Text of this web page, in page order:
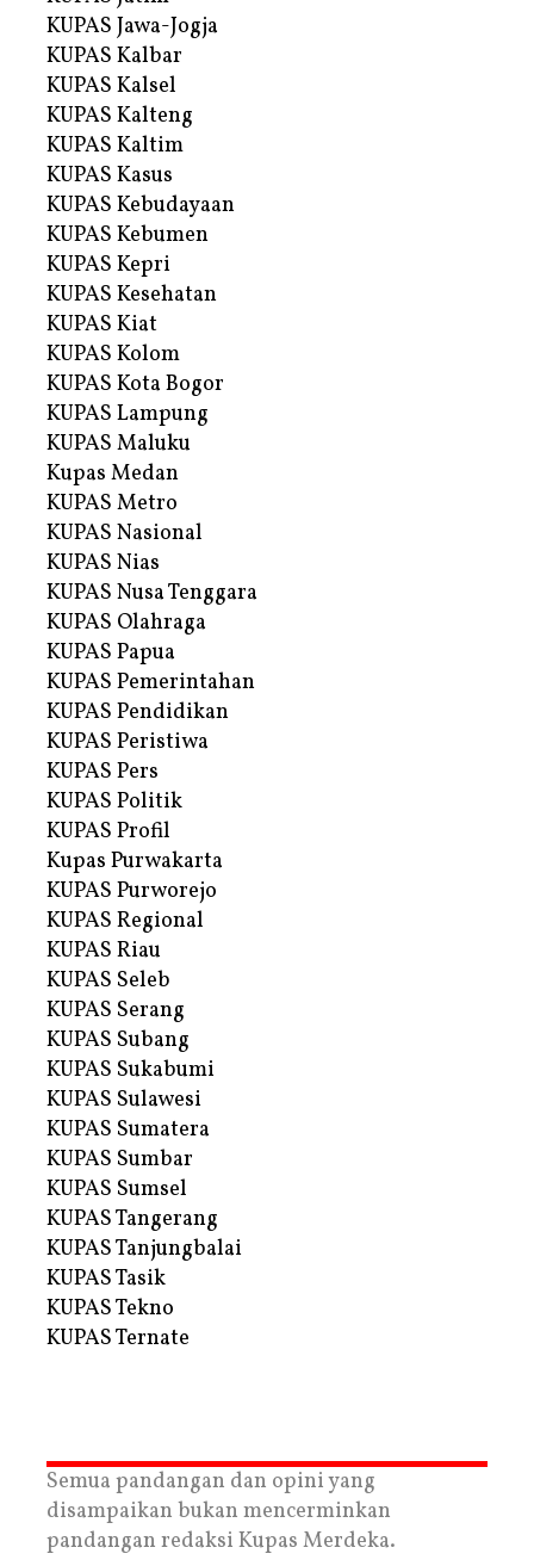
KUPAS Jawa-Jogja
KUPAS Kalbar
KUPAS Kalsel
KUPAS Kalteng
KUPAS Kaltim
KUPAS Kasus
KUPAS Kebudayaan
KUPAS Kebumen
KUPAS Kepri
KUPAS Kesehatan
KUPAS Kiat
KUPAS Kolom
KUPAS Kota Bogor
KUPAS Lampung
KUPAS Maluku
Kupas Medan
KUPAS Metro
KUPAS Nasional
KUPAS Nias
KUPAS Nusa Tenggara
KUPAS Olahraga
KUPAS Papua
KUPAS Pemerintahan
KUPAS Pendidikan
KUPAS Peristiwa
KUPAS Pers
KUPAS Politik
KUPAS Profil
Kupas Purwakarta
KUPAS Purworejo
KUPAS Regional
KUPAS Riau
KUPAS Seleb
KUPAS Serang
KUPAS Subang
KUPAS Sukabumi
KUPAS Sulawesi
KUPAS Sumatera
KUPAS Sumbar
KUPAS Sumsel
KUPAS Tangerang
KUPAS Tanjungbalai
KUPAS Tasik
KUPAS Tekno
KUPAS Ternate
Semua pandangan dan opini yang
disampaikan bukan mencerminkan
pandangan redaksi Kupas Merdeka.